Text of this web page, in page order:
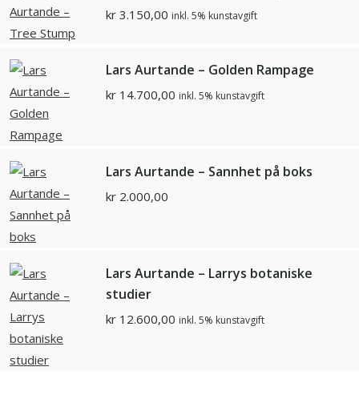
kr 3.150,00 inkl. 5% kunstavgift
Lars Aurtande – Golden Rampage
kr 14.700,00 inkl. 5% kunstavgift
Lars Aurtande – Sannhet på boks
kr 2.000,00
Lars Aurtande – Larrys botaniske
studier
kr 12.600,00 inkl. 5% kunstavgift